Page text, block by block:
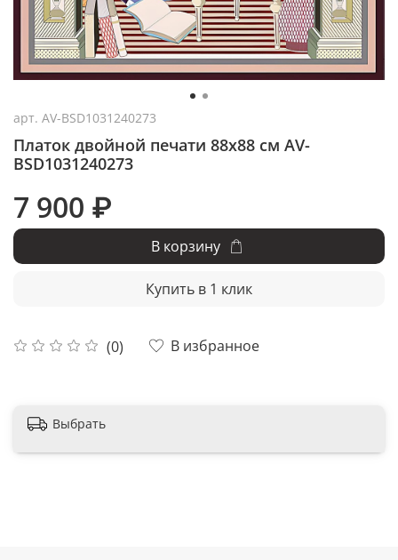
арт. AV-BSD1031240273
Платок двойной печати 88x88 см AV-
BSD1031240273
(0) В избранное
7 900 ₽
В корзину
Купить в 1 клик
Выбрать